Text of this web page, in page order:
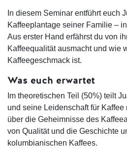
In diesem Seminar entführt euch
Kaffeeplantage seiner Familie –
Aus erster Hand erfährst du von
Kaffeequalität ausmacht und wie
Kaffeegeschmack ist.
Was euch erwartet
Im theoretischen Teil (50%) teilt
und seine Leidenschaft für Kaffee
über die Geheimnisse des
von Qualität und die Geschichte
kolumbianischen Kaffees.